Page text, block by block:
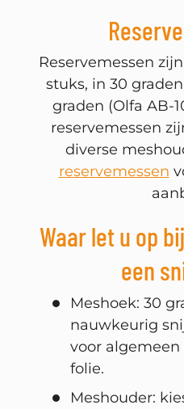
Reservemessen
stuks, in 30
graden (Olfa AB-
reservemessen
diverse
reservemessen
Waar let u op
een
Meshoek: 30
nauwkeurig
voor
folie.
Meshouder: